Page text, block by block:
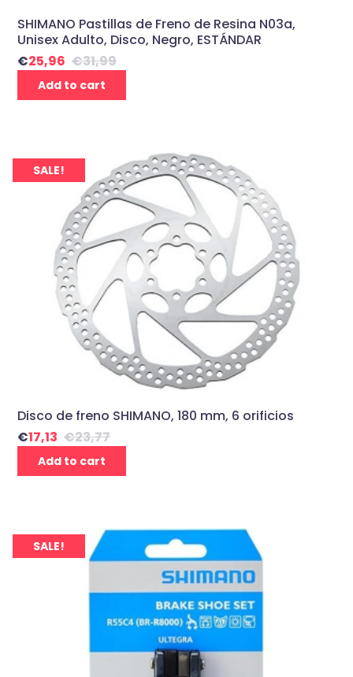
SHIMANO Pastillas de Freno de Resina N03a,
Unisex Adulto, Disco, Negro, ESTÁNDAR
€31,99
€25,96
Add to cart
SALE!
Disco de freno SHIMANO, 180 mm, 6 orificios
€23,77
€17,13
Add to cart
SALE!